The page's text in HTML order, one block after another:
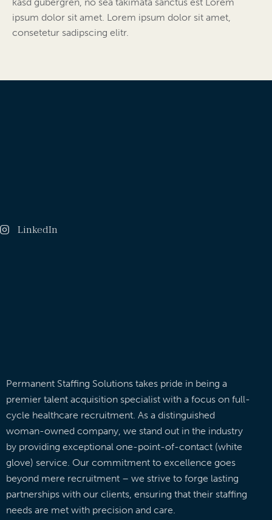
kasd gubergren, no sea takimata sanctus est Lorem
ipsum dolor sit amet. Lorem ipsum dolor sit amet,
consetetur sadipscing elitr.
LinkedIn
Permanent Staffing Solutions takes pride in being a
premier talent acquisition specialist with a focus on full-
cycle healthcare recruitment. As a distinguished
woman-owned company, we stand out in the industry
by providing exceptional one-point-of-contact (white
glove) service. Our commitment to excellence goes
beyond mere recruitment – we strive to forge lasting
partnerships with our clients, ensuring that their staffing
needs are met with precision and care.